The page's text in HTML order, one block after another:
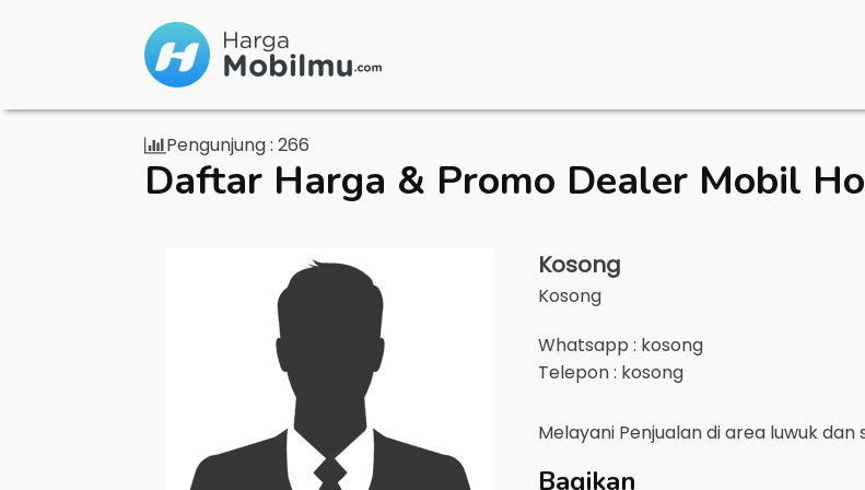
Pengunjung : 266
Daftar Harga & Promo Dealer Mobil
Kosong
Kosong
Whatsapp : kosong
Telepon : kosong
Melayani Penjualan di area luwukdan
Bagikan